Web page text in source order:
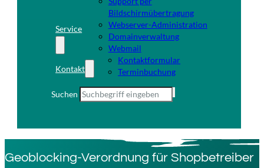
Service
Bildschirmübertragung
Webserver-Administration
Domainverwaltung
Webmail
Kontakt
Kontaktformular
Terminbuchung
Suchen
Geoblocking-Verordnung für Shopbetreiber